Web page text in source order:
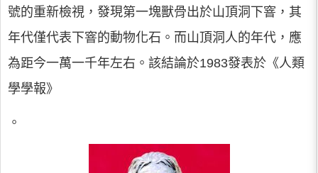
號的重新檢視，發現第一塊獸骨出於山頂洞下窨，其
年代僅代表下窨的動物化石。而山頂洞人的年代，應
為距今一萬一千年左右。該結論於1983發表於《人類
學學報》
。